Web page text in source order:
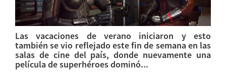
Las vacaciones de verano iniciaron y esto
también se vio reflejado este fin de semana en las
salas de cine del país, donde nuevamente una
película de superhéroes dominó...